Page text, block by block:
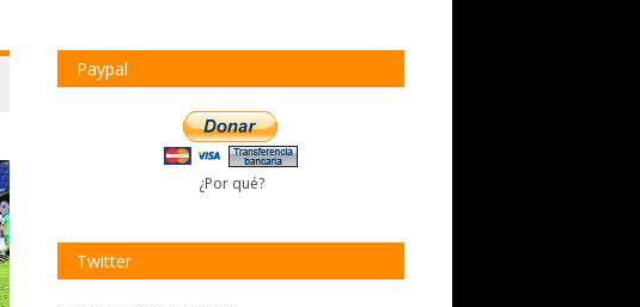
Paypal
¿Por qué?
Twitter